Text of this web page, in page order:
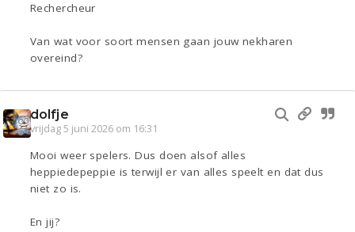
Rechercheur
Van wat voor soort mensen gaan jouw nekharen
overeind?
dolfje
vrijdag 5 juni 2026 om 16:31
Mooi weer spelers. Dus doen alsof alles
heppiedepeppie is terwijl er van alles speelt en dat dus
niet zo is.
En jij?